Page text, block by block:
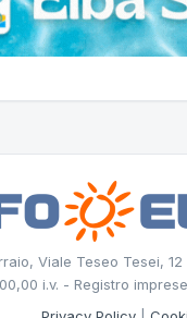
Viale Teseo Tesei, 12
i.v. - Registro